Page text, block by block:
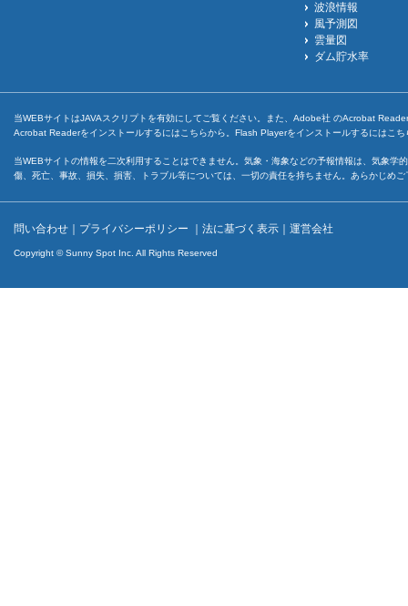
波浪情報
風予測図
雲量図
ダム貯水率
当WEBサイトはJAVAスクリプトを有効にしてご覧ください。また、Adobe社 のAcrobat
Acrobat Readerをインストールするには こちらから。Flash Playerをインストールするには こち
当WEBサイトの情報を二次利用することはできません。気象・海象などの予報情報は、気象
傷、死亡、事故、損失、損害、トラブル等については、一切の責任を持ちません。あらかじめ
問い合わせ ｜ プライバシーポリシー ｜ 法に基づく表示 ｜ 運営会社
Copyright © Sunny Spot Inc. All Rights Reserved